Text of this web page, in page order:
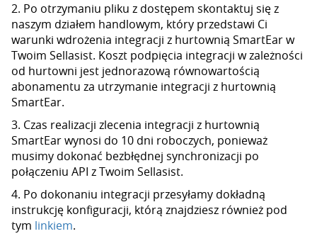
2. Po otrzymaniu pliku z dostępem skontaktuj się z
naszym działem handlowym, który przedstawi Ci
warunki wdrożenia integracji z hurtownią SmartEar w
Twoim Sellasist. Koszt podpięcia integracji w zależności
od hurtowni jest jednorazową równowartością
abonamentu za utrzymanie integracji z hurtownią
SmartEar.
3. Czas realizacji zlecenia integracji z hurtownią
SmartEar wynosi do 10 dni roboczych, ponieważ
musimy dokonać bezbłędnej synchronizacji po
połączeniu API z Twoim Sellasist.
4. Po dokonaniu integracji przesyłamy dokładną
instrukcję konfiguracji, którą znajdziesz również pod
tym linkiem.